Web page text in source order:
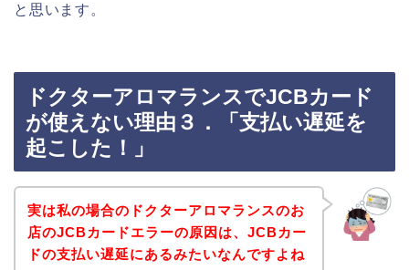
と思います。
ドクターアロマランスでJCBカード
が使えない理由３．「支払い遅延を
起こした！」
実は私の場合のドクターアロマランスのお
店のJCBカードエラーの原因は、JCBカー
ドの支払い遅延にあるみたいなんですよね